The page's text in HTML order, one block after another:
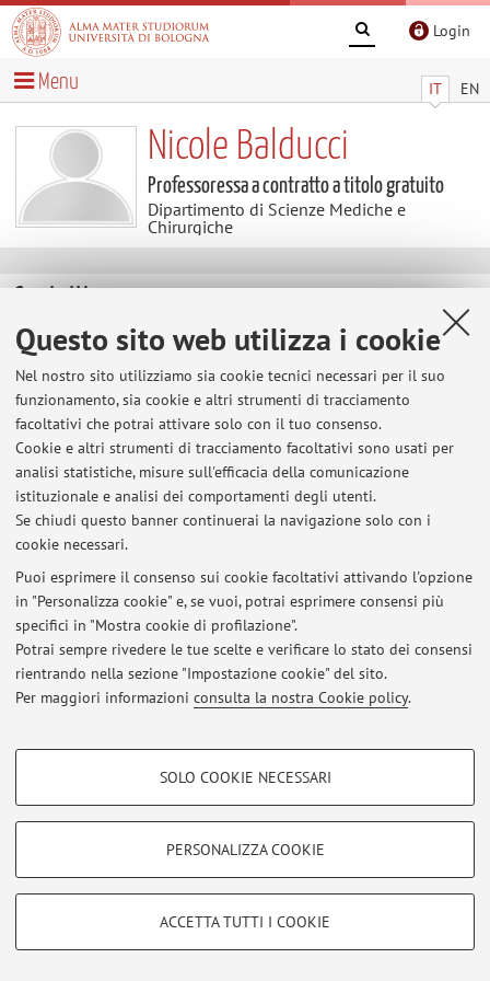
Questo sito web utilizza i cookie
Nel nostro sito utilizziamo sia cookie tecnici necessari per il suo
funzionamento, sia cookie e altri strumenti di tracciamento
facoltativi che potrai attivare solo con il tuo consenso.
Cookie e altri strumenti di tracciamento facoltativi sono usati per
analisi statistiche, misure sull'efficacia della comunicazione
istituzionale e analisi dei comportamenti degli utenti.
Se chiudi questo banner continuerai la navigazione solo con i
cookie necessari.
Puoi esprimere il consenso sui cookie facoltativi attivando l'opzione
in "Personalizza cookie" e, se vuoi, potrai esprimere consensi più
specifici in "Mostra cookie di profilazione".
Potrai sempre rivedere le tue scelte e verificare lo stato dei consensi
rientrando nella sezione "Impostazione cookie" del sito.
Per maggiori informazioni consulta la nostra Cookie policy.
COOKIE DI PROFILAZIONE - FACOLTATIVI
COOKIE TECNICI - NECESSARI
Si tratta di cookie tecnici utilizzati, a titolo esemplificativo, per il corretto
SOLO COOKIE NECESSARI
PERSONALIZZA COOKIE
ACCETTA TUTTI I COOKIE
Login
IT EN
Menu
Nicole Balducci
Professoressa a contratto a titolo gratuito
Dipartimento di Scienze Mediche e
Chirurgiche
Contatti
E-mail: nicole.balducci3@unibo.it
Dipartimento di Scienze Mediche e Chirurgiche
Via Massarenti 9, Bologna -Vai alla mappa
Ultimi avvisi
Al momento non sono presenti avvisi.
Area riservata
per gestire tutti i contenuti del sito.
© 2026 - ALMA MATER STUDIORUM - Università di Bologna - Via
Zamboni, 33 - 40126 Bologna - Partita IVA: 01131710376
Privacy|Note legali|Impostazioni Cookie